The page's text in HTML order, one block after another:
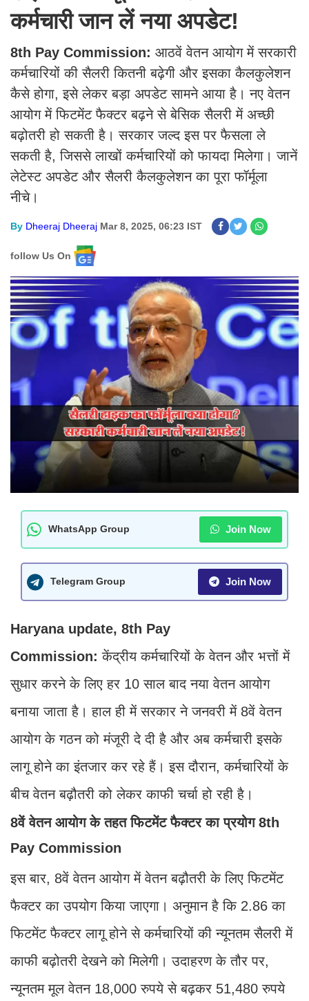
कर्मचारी जान लें नया अपडेट!
8th Pay Commission: आठवें वेतन आयोग में सरकारी
कर्मचारियों की सैलरी कितनी बढ़ेगी और इसका कैलकुलेशन
कैसे होगा, इसे लेकर बड़ा अपडेट सामने आया है। नए वेतन
आयोग में फिटमेंट फैक्टर बढ़ने से बेसिक सैलरी में अच्छी
बढ़ोतरी हो सकती है। सरकार जल्द इस पर फैसला ले
सकती है, जिससे लाखों कर्मचारियों को फायदा मिलेगा। जानें
लेटेस्ट अपडेट और सैलरी कैलकुलेशन का पूरा फॉर्मूला
नीचे।
By Dheeraj Dheeraj Mar 8, 2025, 06:23 IST
follow Us On
WhatsApp Group Join Now
Telegram Group Join Now
Haryana update, 8th Pay
Commission:केंद्रीय कर्मचारियों के वेतन और भत्तों में
सुधार करने के लिए हर 10 साल बाद नया वेतन आयोग
बनाया जाता है। हाल ही में सरकार ने जनवरी में 8वें वेतन
आयोग के गठन को मंजूरी दे दी है और अब कर्मचारी इसके
लागू होने का इंतजार कर रहे हैं। इस दौरान, कर्मचारियों के
बीच वेतन बढ़ौतरी को लेकर काफी चर्चा हो रही है।
8वें वेतन आयोग के तहत फिटमेंट फैक्टर का प्रयोग 8th
Pay Commission
इस बार, 8वें वेतन आयोग में वेतन बढ़ौतरी के लिए फिटमेंट
फैक्टर का उपयोग किया जाएगा। अनुमान है कि 2.86 का
फिटमेंट फैक्टर लागू होने से कर्मचारियों की न्यूनतम सैलरी में
काफी बढ़ोतरी देखने को मिलेगी। उदाहरण के तौर पर,
न्यूनतम मूल वेतन 18,000 रुपये से बढ़कर 51,480 रुपये